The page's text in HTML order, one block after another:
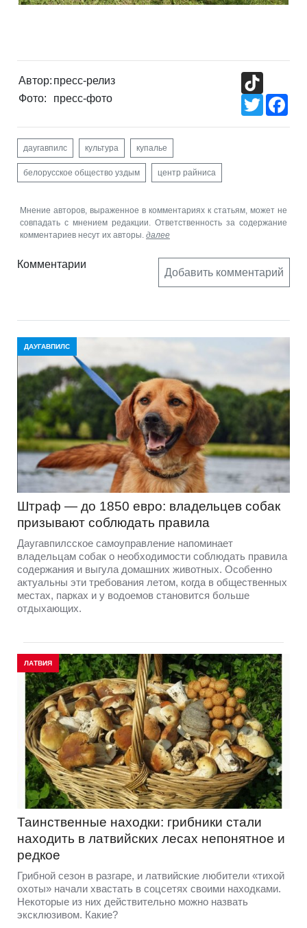
Автор: пресс-релиз
Фото:
пресс-фото
Twitter
даугавпилс культура купалье
белорусское общество уздым центр райниса
Мнение авторов, выраженное в комментариях к статьям, может не
совпадать с мнением редакции. Ответственность за содержание
комментариев несут их авторы. далее
Комментарии
Добавить комментарий
ДАУГАВПИЛС
Штраф — до 1850 евро: владельцев собак
призывают соблюдать правила
Даугавпилсское самоуправление напоминает
владельцам собак о необходимости соблюдать правила
содержания и выгула домашних животных. Особенно
актуальны эти требования летом, когда в общественных
местах, парках и у водоемов становится больше
отдыхающих.
ЛАТВИЯ
Таинственные находки: грибники стали
находить в латвийских лесах непонятное и
редкое
Грибной сезон в разгаре, и латвийские любители «тихой
охоты» начали хвастать в соцсетях своими находками.
Некоторые из них действительно можно назвать
эксклюзивом. Какие?